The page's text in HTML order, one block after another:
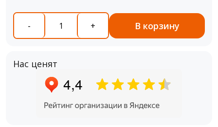
- + В корзину
Нас ценят